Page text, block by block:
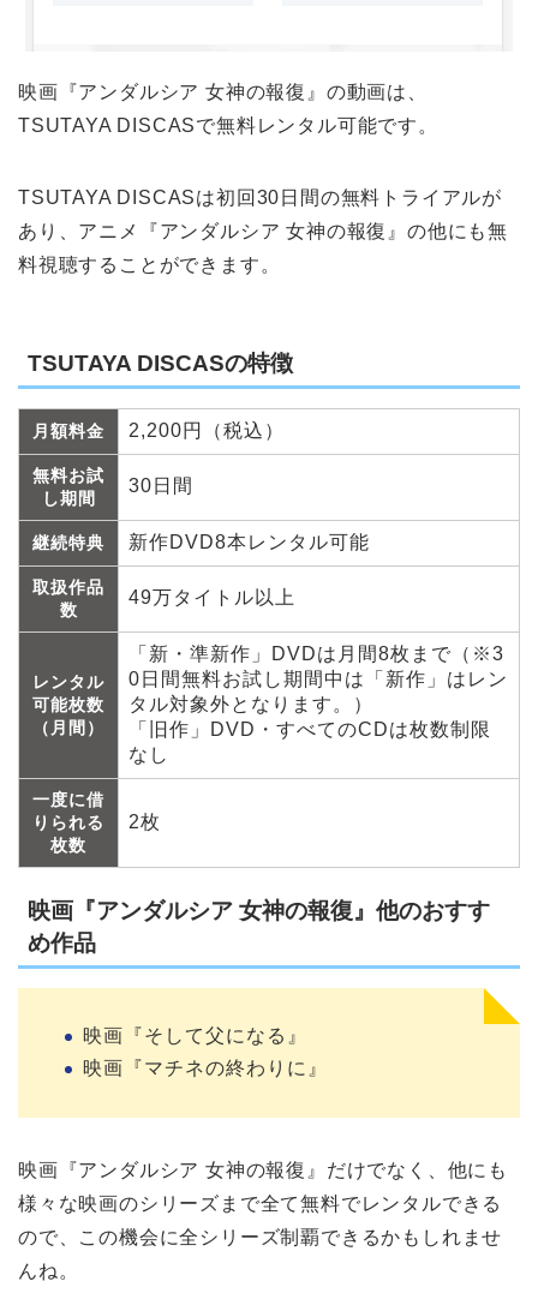
映画『アンダルシア 女神の報復』の動画は、
TSUTAYA DISCASで無料レンタル可能です。
TSUTAYA DISCASは初回30日間の無料トライアルが
あり、アニメ『アンダルシア 女神の報復』の他にも無
料視聴することができます。
TSUTAYA DISCASの特徴
月額料金 2,200円（税込）
無料お試
し期間
30日間
継続特典 新作DVD8本レンタル可能
取扱作品
数
49万タイトル以上
レンタル
可能枚数
（月間）
「新・準新作」DVDは月間8枚まで（※3
0日間無料お試し期間中は「新作」はレン
タル対象外となります。）
「旧作」DVD・すべてのCDは枚数制限
なし
一度に借
りられる
枚数
2枚
映画『アンダルシア 女神の報復』他のおすす
め作品
映画『そして父になる』
映画『マチネの終わりに』
映画『アンダルシア 女神の報復』だけでなく、他にも
様々な映画のシリーズまで全て無料でレンタルできる
ので、この機会に全シリーズ制覇できるかもしれませ
んね。